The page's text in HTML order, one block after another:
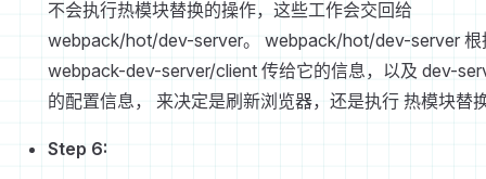
不会执行热模块替换的操作，这些工作会交回给
webpack/hot/dev-server。 webpack/hot/dev-server 根
webpack-dev-server/client 传给它的信息，以及 dev-
的配置信息， 来决定是刷新浏览器，还是执行 热模块替
Step 6: